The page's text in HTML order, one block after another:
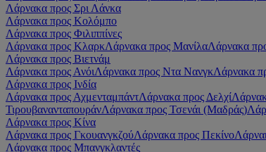
Λάρνακα προς Σρι Λάνκα
Λάρνακα προς Κολόμπο
Λάρνακα προς Φιλιππίνες
Λάρνακα προς ΚλαρκΛάρνακα προς ΜανίλαΛάρνακα
Λάρνακα προς Βιετνάμ
Λάρνακα προς ΑνόιΛάρνακα προς Ντα ΝανγκΛάρνακα
Λάρνακα προς Ινδία
Λάρνακα προς ΑχμενταμπάντΛάρνακα προς Δελχί
ΤιρουβανανταπουράνΛάρνακα προς Τσενάι (Μαδράς)
Λάρνακα προς Κίνα
Λάρνακα προς ΓκουανγκζούΛάρνακα προς Πεκίνο
Λάρνακα προς Μπανγκλαντές